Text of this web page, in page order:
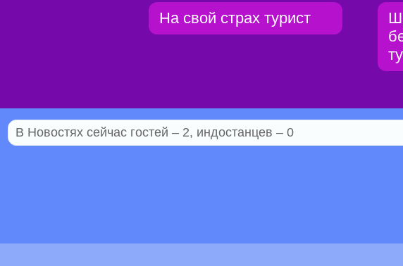
На свой страх турист
В Новостях сейчас гостей – 2, индостанцев – 0